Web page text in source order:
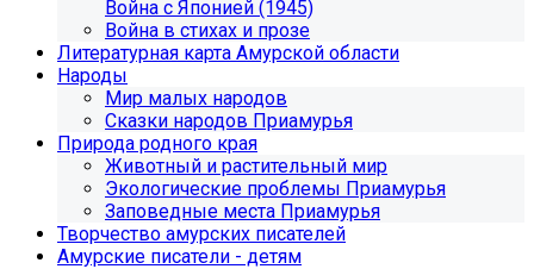
Война с Японией (1945)
Война в стихах и прозе
Литературная карта Амурской области
Народы
Мир малых народов
Сказки народов Приамурья
Природа родного края
Животный и растительный мир
Экологические проблемы Приамурья
Заповедные места Приамурья
Творчество амурских писателей
Амурские писатели - детям